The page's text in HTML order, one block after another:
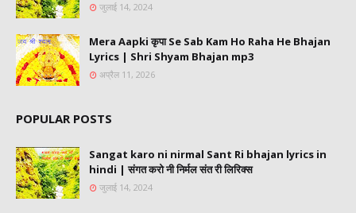
जुलाई 14, 2024
Mera Aapki कृपा Se Sab Kam Ho Raha He Bhajan
Lyrics | Shri Shyam Bhajan mp3
अप्रैल 11, 2026
POPULAR POSTS
Sangat karo ni nirmal Sant Ri bhajan lyrics in
hindi | संगत करो नी निर्मल संत री लिरिक्स
जुलाई 14, 2024